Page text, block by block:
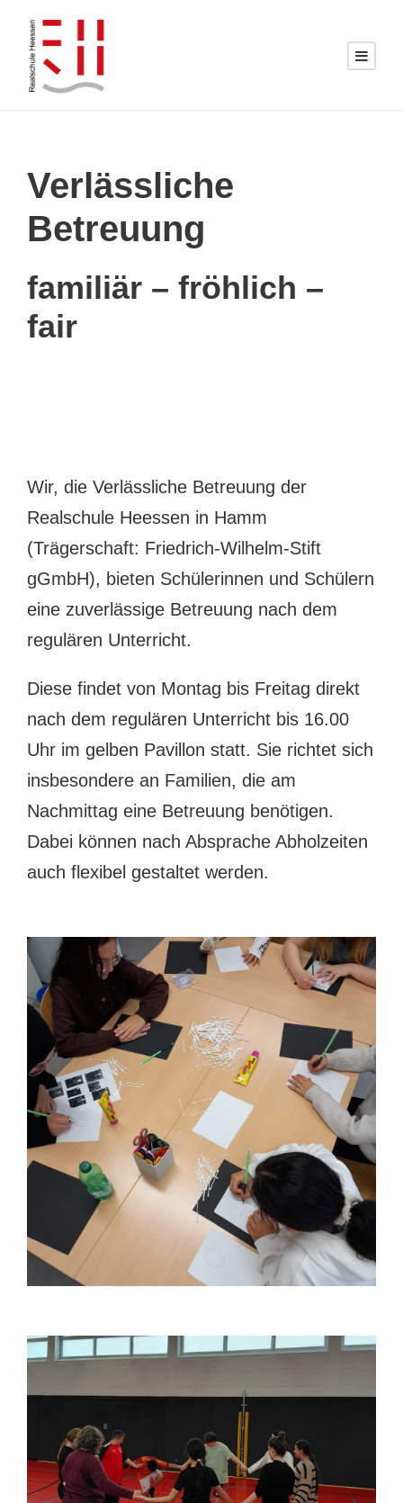
Verlässliche
Betreuung
familiär – fröhlich –
fair
Wir, die Verlässliche Betreuung der
Realschule Heessen in Hamm
(Trägerschaft: Friedrich-Wilhelm-Stift
gGmbH), bieten Schülerinnen und Schülern
eine zuverlässige Betreuung nach dem
regulären Unterricht.
Diese findet von Montag bis Freitag direkt
nach dem regulären Unterricht bis 16.00
Uhr im gelben Pavillon statt. Sie richtet sich
insbesondere an Familien, die am
Nachmittag eine Betreuung benötigen.
Dabei können nach Absprache Abholzeiten
auch flexibel gestaltet werden.